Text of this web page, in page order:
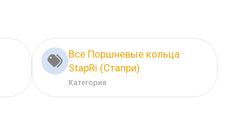
Все Поршневые кольца
StapRi (Стапри)
Категория